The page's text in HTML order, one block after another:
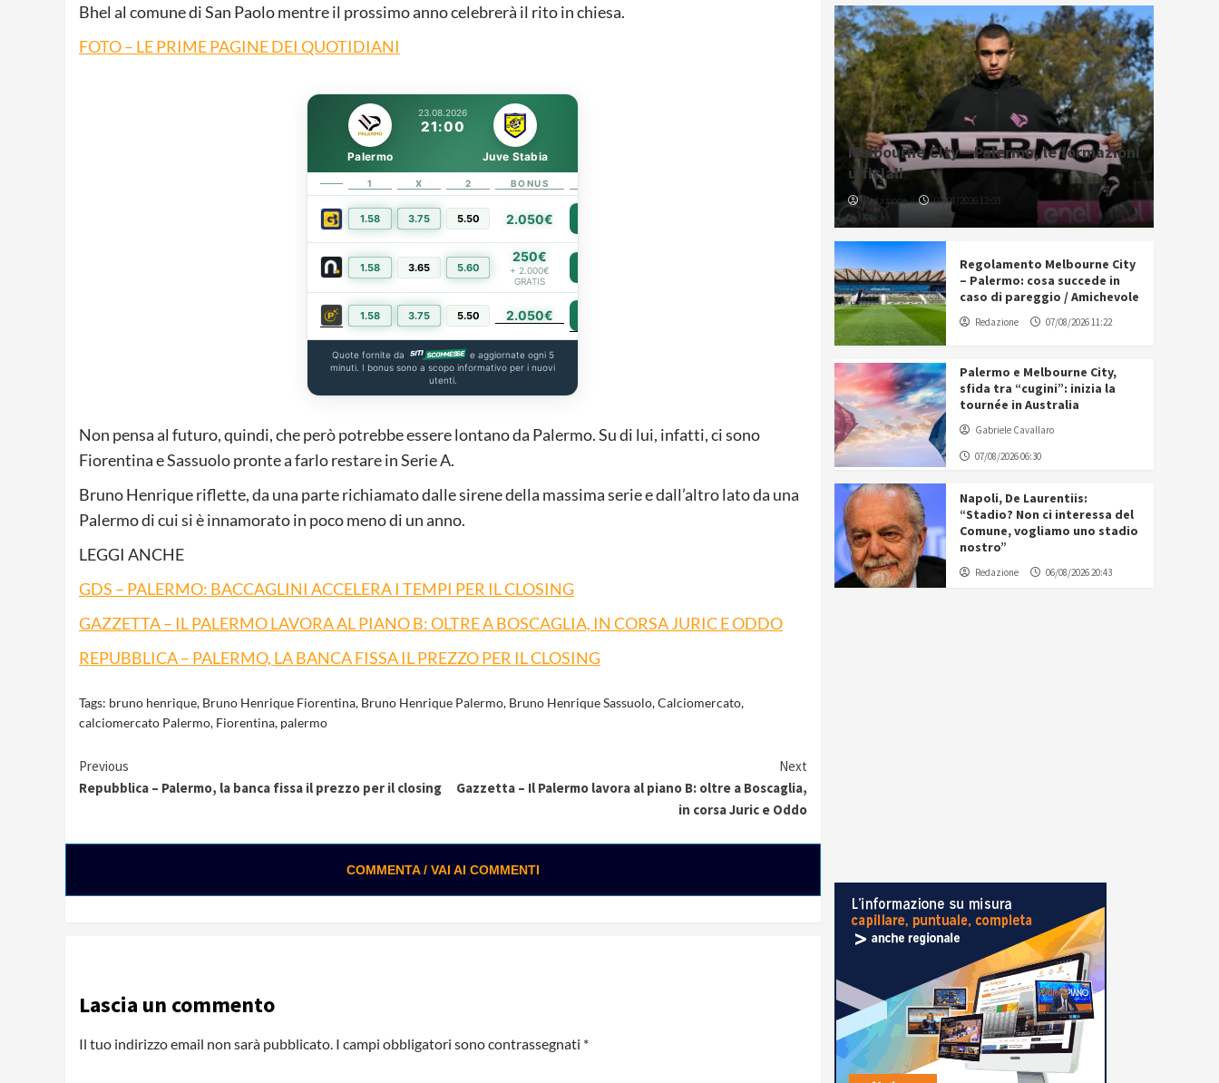
Bhel al comune di San Paolo mentre il prossimo anno celebrerà il rito in chiesa.
FOTO – LE PRIME PAGINE DEI QUOTIDIANI
23.08.2026
21:00
Palermo Juve Stabia
1 X 2 BONUS
1.58 3.75 5.50 2.050€
1.58 3.65 5.60
250€
+ 2.000€
GRATIS
1.58 3.75 5.50 2.050€
Quote fornite da
e aggiornate ogni 5
minuti. I bonus sono a scopo informativo per i nuovi
utenti.
Non pensa al futuro, quindi, che però potrebbe essere lontano da Palermo. Su di lui, infatti, ci sono
Fiorentina e Sassuolo pronte a farlo restare in Serie A.
Bruno Henrique riflette, da una parte richiamato dalle sirene della massima serie e dall’altro lato da una
Palermo di cui si è innamorato in poco meno di un anno.
LEGGI ANCHE
GDS – PALERMO: BACCAGLINI ACCELERA I TEMPI PER IL CLOSING
GAZZETTA – IL PALERMO LAVORA AL PIANO B: OLTRE A BOSCAGLIA, IN CORSA JURIC E ODDO
REPUBBLICA – PALERMO, LA BANCA FISSA IL PREZZO PER IL CLOSING
Tags: bruno henrique, Bruno Henrique Fiorentina, Bruno Henrique Palermo, Bruno Henrique Sassuolo,Calciomercato,
calciomercato Palermo, Fiorentina, palermo
Continue
Reading
Previous
Repubblica – Palermo, la banca fissa il prezzo per il closing
Next
Gazzetta – Il Palermo lavora al piano B: oltre a Boscaglia,
in corsa Juric e Oddo
COMMENTA / VAI AI COMMENTI
Lascia un commento
Il tuo indirizzo email non sarà pubblicato. I campi obbligatori sono contrassegnati *
Melbourne City – Palermo, le formazioni
ufficiali
Redazione 07/08/2026 12:03
Regolamento Melbourne City
– Palermo: cosa succede in
caso di pareggio / Amichevole
Redazione 07/08/2026 11:22
Palermo e Melbourne City,
sfida tra “cugini”: inizia la
tournée in Australia
Gabriele Cavallaro
07/08/2026 06:30
Napoli, De Laurentiis:
“Stadio? Non ci interessa del
Comune, vogliamo uno stadio
nostro”
Redazione 06/08/2026 20:43